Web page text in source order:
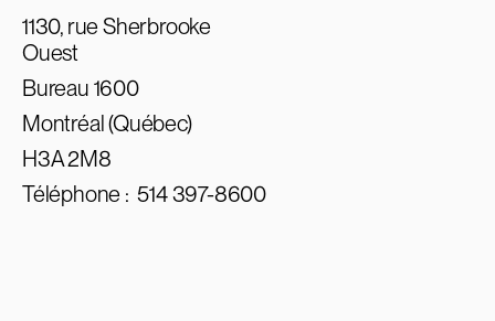
1130, rue Sherbrooke
Ouest
Bureau 1600
Montréal (Québec)
H3A 2M8
Téléphone :514 397-8600